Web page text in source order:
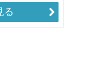
る